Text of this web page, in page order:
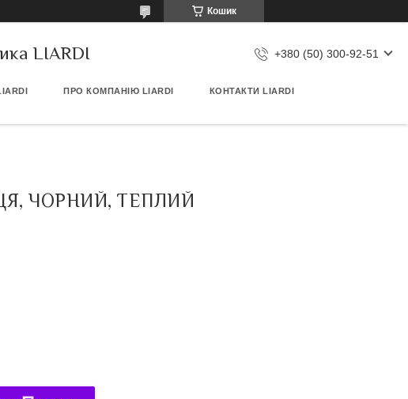
Кошик
LIARDI +380 (50) 300-92-51
ПРО КОМПАНІЮ LIARDI КОНТАКТИ LIARDI
ЧОРНИЙ, ТЕПЛИЙ